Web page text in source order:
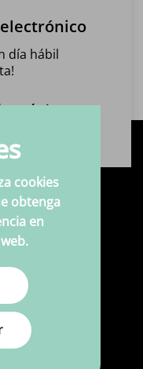
día hábil
cookies
obtenga
en